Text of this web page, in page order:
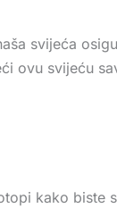
svijeća
ovu svijeću
kako biste